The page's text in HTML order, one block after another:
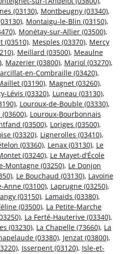
(03130), Montbeugny (03340),
, Montaigu-le-Blin (03150),
, Monétay-sur-Allier (03500),
(03510), Mesples (03370), Mercy
, Meillard (03500), Meaulne
, Mazerier (03800), Mariol (03270),
en-Combraille (03420),
(03190), Magnet (03260),
Lévis (03320), Luneau (03130),
, Louroux-de-Bouble (03330),
, Louroux-Bourbonnais
(03500), Loriges (03500),
(03320), Lignerolles (03410),
(03360), Lenax (03130), Le
(03240), Le Mayet-d’École
Montagne (03250), Le Donjon
, Le Bouchaud (03130), Lavoine
Anne (03100), Laprugne (03250),
(03150), Lamaids (03380),
(03500), La Petite-Marche
, La Ferté-Hauterive (03340),
(03230), La Chapelle (73660), La
(03380), Jenzat (03800),
, Isserpent (03120), Isle-et-